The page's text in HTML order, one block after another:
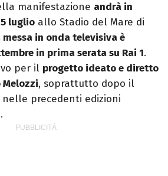
manifestazione andrà in
luglio allo Stadio del Mare di
messa in onda televisiva è
in prima serata su Rai 1.
per il progetto ideato e diretto
, soprattutto dopo il
precedenti edizioni